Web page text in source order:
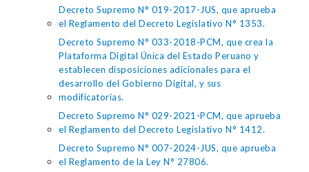
Decreto Supremo N° 019-2017-JUS, que aprueba
el Reglamento del Decreto Legislativo N° 1353.
Decreto Supremo N° 033-2018-PCM, que crea la
Plataforma Digital Única del Estado Peruano y
establecen disposiciones adicionales para el
desarrollo del Gobierno Digital, y sus
modificatorias.
Decreto Supremo N° 029-2021-PCM, que aprueba
el Reglamento del Decreto Legislativo N° 1412.
Decreto Supremo N° 007-2024-JUS, que aprueba
el Reglamento de la Ley N° 27806.